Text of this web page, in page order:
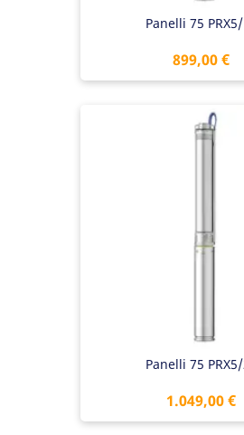
Panelli 75
Preis
899,00 €
Panelli 75 PRX5/
Preis
1.049,00 €